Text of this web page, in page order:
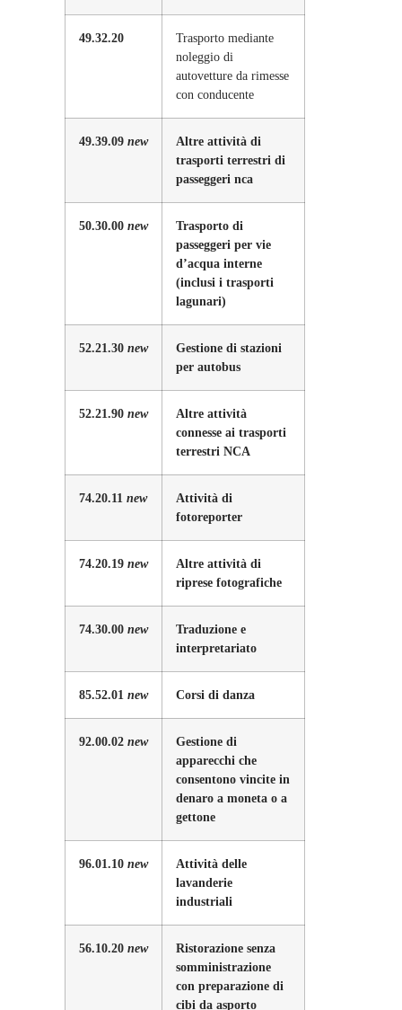
49.32.20
Trasporto mediante
noleggio di
autovetture da rimesse
con conducente
49.39.09new
Altre attività di
trasporti terrestri di
passeggeri nca
50.30.00new
Trasporto di
passeggeri per vie
d’acqua interne
(inclusi i trasporti
lagunari)
52.21.30new
Gestione di stazioni
per autobus
52.21.90new
Altre attività
connesse ai trasporti
terrestri NCA
74.20.11new
Attività di
fotoreporter
74.20.19new
Altre attività di
riprese fotografiche
74.30.00new
Traduzione e
interpretariato
85.52.01new Corsi di danza
92.00.02new
Gestione di
apparecchi che
consentono vincite in
denaro a moneta o a
gettone
96.01.10new
Attività delle
lavanderie
industriali
56.10.20new
Ristorazione senza
somministrazione
con preparazione di
cibi da asporto